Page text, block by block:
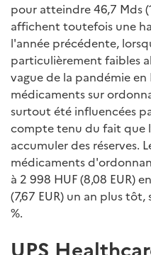
pour atteindre 46,7 Mds
affichent toutefois une
l'année précédente,
particulièrement faibles
vague de la pandémie en
médicaments sur
surtout été influencées
compte tenu du fait que
accumuler des réserves.
médicaments
à 2 998 HUF (8,08 EUR)
(7,67 EUR) un an plus
%.
UPS